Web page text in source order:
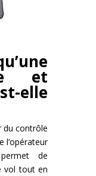
et
elle
du contrôle
l’opérateur
de
vol tout en